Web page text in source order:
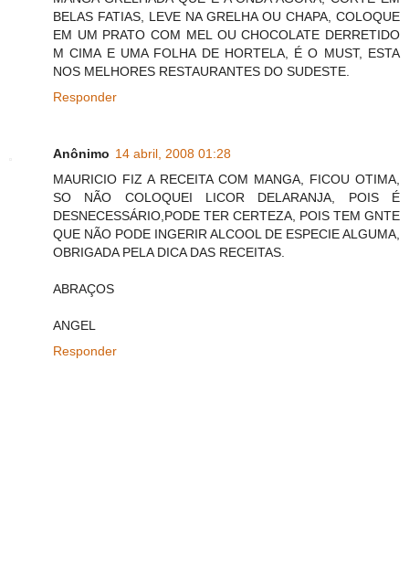
BELAS FATIAS, LEVE NA GRELHA OU CHAPA, COLOQUE
EM UM PRATO COM MEL OU CHOCOLATE DERRETIDO
M CIMA E UMA FOLHA DE HORTELA, É O MUST, ESTA
NOS MELHORES RESTAURANTES DO SUDESTE.
Responder
Anônimo 14 abril, 2008 01:28
MAURICIO FIZ A RECEITA COM MANGA, FICOU OTIMA,
SO NÃO COLOQUEI LICOR DELARANJA, POIS É
DESNECESSÁRIO,PODE TER CERTEZA, POIS TEM GNTE
QUE NÃO PODE INGERIR ALCOOL DE ESPECIE ALGUMA,
OBRIGADA PELA DICA DAS RECEITAS.
ABRAÇOS
ANGEL
Responder